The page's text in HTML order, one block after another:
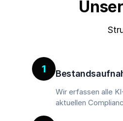
1
Wir erfassen alle
aktuellen